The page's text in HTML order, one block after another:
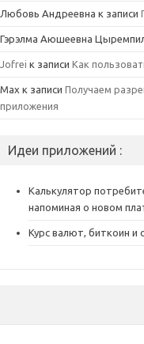
Любовь Андреевна к записи
Гэрэлма Аюшеевна
Jofrei к записи Как
Max к записи Получаем
приложения
Идеи приложений :
Калькулятор
напоминая о новом
Курс валют, биткоин и